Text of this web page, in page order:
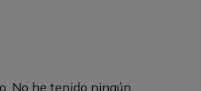
No he tenido ningún